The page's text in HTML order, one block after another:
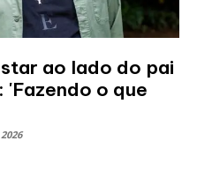
ao lado do pai
'Fazendo o que